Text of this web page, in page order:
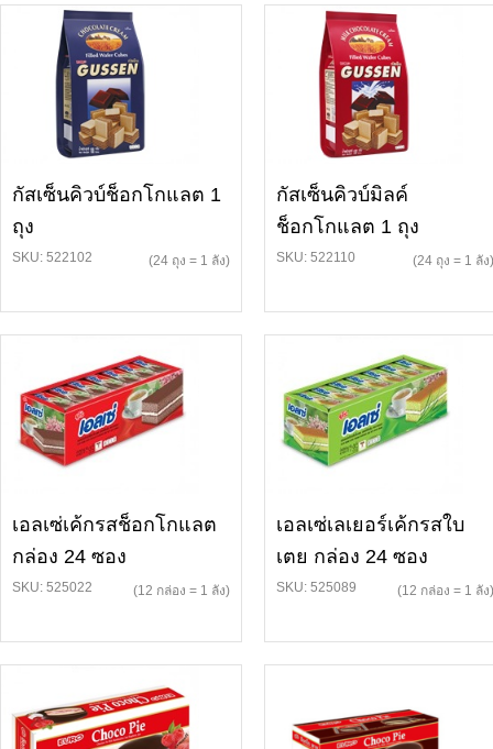
กัสเซ็นคิวบ์ช็อกโกแลต 1
ถุง
SKU: 522102 (24 ถุง = 1 ลัง)
กัสเซ็นคิวบ์มิลค์
ช็อกโกแลต 1 ถุง
SKU: 522110 (24 ถุง = 1 ลัง)
เอลเซ่เค้กรสช็อกโกแลต
กล่อง 24 ซอง
SKU: 525022 (12 กล่อง = 1 ลัง)
เอลเซ่เลเยอร์เค้กรสใบ
เตย กล่อง 24 ซอง
SKU: 525089 (12 กล่อง = 1 ลัง)